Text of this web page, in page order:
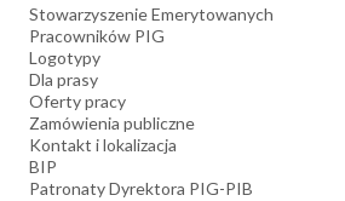
Stowarzyszenie Emerytowanych
Pracowników PIG
Logotypy
Dla prasy
Oferty pracy
Zamówienia publiczne
Kontakt i lokalizacja
BIP
Patronaty Dyrektora PIG-PIB